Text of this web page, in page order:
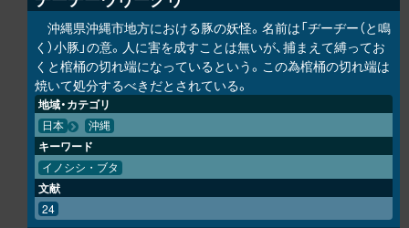
沖縄県沖縄市地方における豚の妖怪。名前は「ヂーヂー（と鳴
く）小豚」の意。人に害を成すことは無いが、捕まえて縛ってお
くと棺桶の切れ端になっているという。この為棺桶の切れ端は
焼いて処分するべきだとされている。
地域・カテゴリ
日本 沖縄
キーワード
イノシシ・ブタ
文献
24